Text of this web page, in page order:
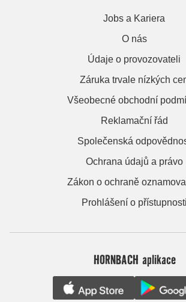
Jobs a Kariera
O nás
Údaje o provozovateli
Záruka trvale nízkých
Všeobecné obchodní
Reklamační řád
Společenská
Ochrana údajů a právo
Zákon o ochraně
Prohlášení o přístupnosti
HORNBACH aplikace